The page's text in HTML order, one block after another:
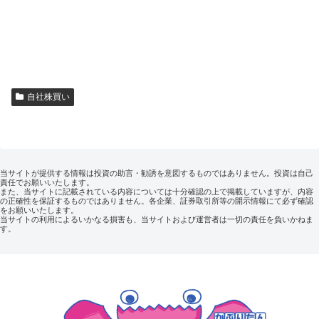
自社株買い
当サイトが提供する情報は投資の助言・勧誘を意図するものではありません。投資は自己
責任でお願いいたします。
また、当サイトに記載されている内容については十分確認の上で掲載していますが、内容
の正確性を保証するものではありません。各企業、証券取引所等の開示情報にて必ず確認
をお願いいたします。
当サイトの利用によるいかなる損害も、当サイトおよび運営者は一切の責任を負いかねま
す。